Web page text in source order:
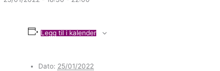
Legg til i kalender
Dato: 25/01/2022